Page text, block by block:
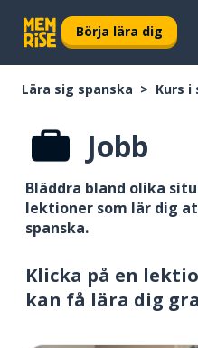
Börja lära dig
Lära sig spanska Kurs i
Jobb
Bläddra bland olika
lektioner som lär dig
spanska.
Klicka på en
kan få lära dig